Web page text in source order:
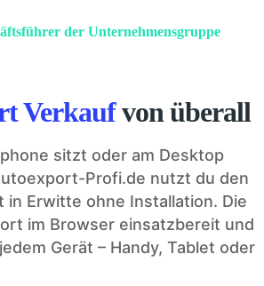
der Unternehmensgruppe
Verkaufvon überall
sitzt oder am Desktop
Profi.de nutzt du den
Erwitte ohne Installation. Die
im Browser einsatzbereit und
Gerät – Handy, Tablet oder